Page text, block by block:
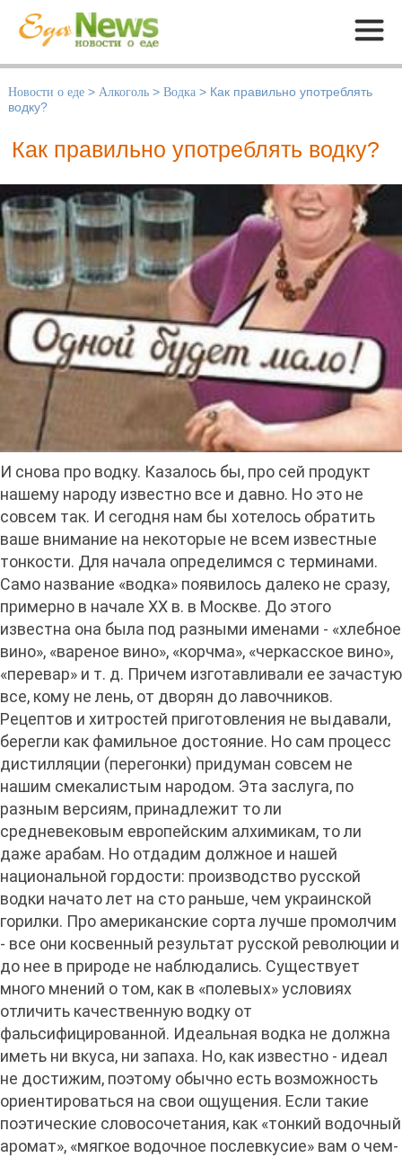
Меню
Новости о еде > Алкоголь > Водка > Как правильно употреблять
водку?
Как правильно употреблять водку?
И снова про водку. Казалось бы, про сей продукт
нашему народу известно все и давно. Но это не
совсем так. И сегодня нам бы хотелось обратить
ваше внимание на некоторые не всем известные
тонкости. Для начала определимся с терминами.
Само название «водка» появилось далеко не сразу,
примерно в начале ХХ в. в Москве. До этого
известна она была под разными именами - «хлебное
вино», «вареное вино», «корчма», «черкасское вино»,
«перевар» и т. д. Причем изготавливали ее зачастую
все, кому не лень, от дворян до лавочников.
Рецептов и хитростей приготовления не выдавали,
берегли как фамильное достояние. Но сам процесс
дистилляции (перегонки) придуман совсем не
нашим смекалистым народом. Эта заслуга, по
разным версиям, принадлежит то ли
средневековым европейским алхимикам, то ли
даже арабам. Но отдадим должное и нашей
национальной гордости: производство русской
водки начато лет на сто раньше, чем украинской
горилки. Про американские сорта лучше промолчим
- все они косвенный результат русской революции и
до нее в природе не наблюдались. Существует
много мнений о том, как в «полевых» условиях
отличить качественную водку от
фальсифицированной. Идеальная водка не должна
иметь ни вкуса, ни запаха. Но, как известно - идеал
не достижим, поэтому обычно есть возможность
ориентироваться на свои ощущения. Если такие
поэтические словосочетания, как «тонкий водочный
аромат», «мягкое водочное послевкусие» вам о чем-